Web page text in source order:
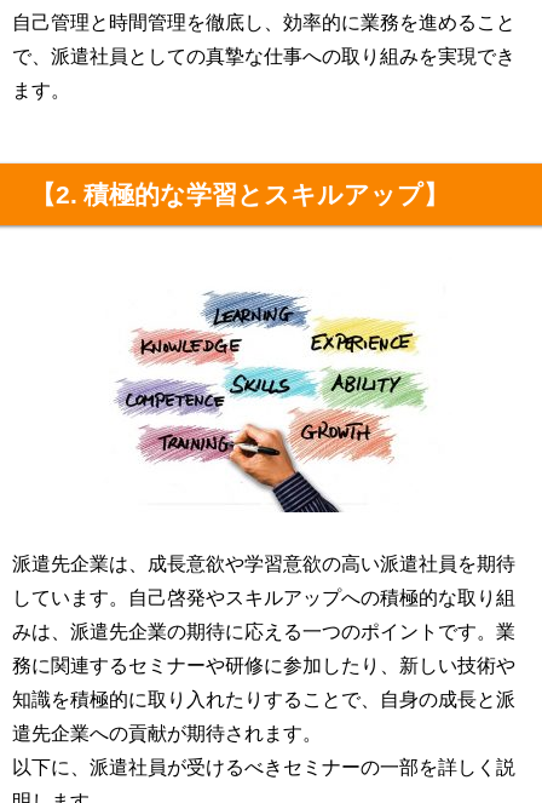
自己管理と時間管理を徹底し、効率的に業務を進めること
で、派遣社員としての真摯な仕事への取り組みを実現でき
ます。
【2. 積極的な学習とスキルアップ】
派遣先企業は、成長意欲や学習意欲の高い派遣社員を期待
しています。自己啓発やスキルアップへの積極的な取り組
みは、派遣先企業の期待に応える一つのポイントです。業
務に関連するセミナーや研修に参加したり、新しい技術や
知識を積極的に取り入れたりすることで、自身の成長と派
遣先企業への貢献が期待されます。
以下に、派遣社員が受けるべきセミナーの一部を詳しく説